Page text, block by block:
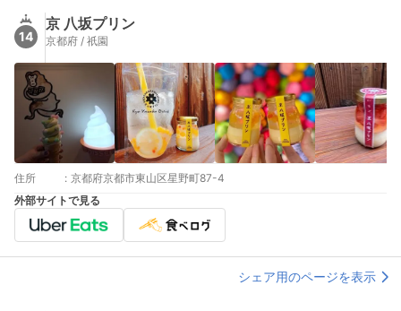
14
京 八坂プリン
京都府 / 祇園
住所 : 京都府京都市東山区星野町87-4
外部サイトで見る
シェア用のページを表示